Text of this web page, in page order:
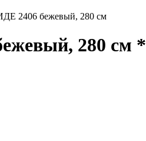
2406 бежевый, 280 см
280 см *